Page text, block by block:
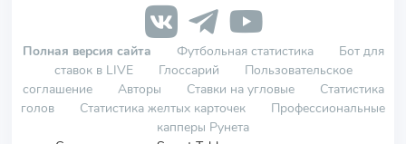
Полная версия сайта Футбольная статистика
Бот для
ставок в LIVE
Глоссарий
Пользовательское
соглашение
Авторы Ставки на угловые
Статистика
голов
Статистика желтых карточек
Профессиональные
капперы Рунета